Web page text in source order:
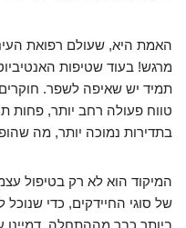
האמת היא, שעולם רפואת
מרגש! בעוד שטיפות
תמיד יש שאיפה לשפר.
טווח פעולה רחב יותר, פחות
בתדירות נמוכה יותר, מה
המיקוד הוא לא רק בטיפול
של סוגי החיידקים, כדי
ביותר כבר מההתחלה. דמיינו